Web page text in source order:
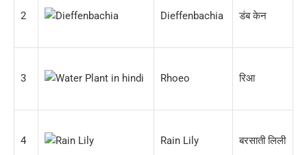
2 Dieffenbachia डंब केन
3 Rhoeo रिआ
4 Rain Lily बरसाती लिली